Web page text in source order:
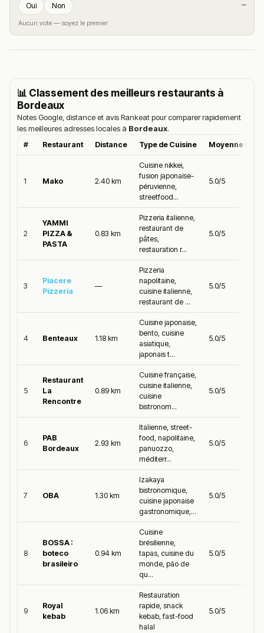
Oui Non
Aucun vote — soyez le premier
—
📊 Classement des meilleurs restaurants à
Bordeaux
Notes Google, distance et avis Rankeat pour comparer rapidement
les meilleures adresses locales à Bordeaux.
# Restaurant Distance Type de Cuisine Moyenne
1 Mako 2.40 km
Cuisine nikkei,
fusion japonaise-
péruvienne,
streetfood...
5.0/5
2
YAMMI
PIZZA &
PASTA
0.83 km
Pizzeria italienne,
restaurant de
pâtes,
restauration r...
5.0/5
3
Piacere
Pizzeria
—
Pizzeria
napolitaine,
cuisine italienne,
restaurant de ...
5.0/5
4 Benteaux 1.18 km
Cuisine japonaise,
bento, cuisine
asiatique,
japonais t...
5.0/5
5
Restaurant
La
Rencontre
0.89 km
Cuisine française,
cuisine italienne,
cuisine
bistronom...
5.0/5
6
PAB
Bordeaux
2.93 km
Italienne, street-
food, napolitaine,
panuozzo,
méditerr...
5.0/5
7 OBA 1.30 km
Izakaya
bistronomique,
cuisine japonaise
gastronomique,...
5.0/5
8
BOSSA :
boteco
brasileiro
0.94 km
Cuisine
brésilienne,
tapas, cuisine du
monde, pão de
qu...
5.0/5
9
Royal
kebab
1.06 km
Restauration
rapide, snack
kebab, fast-food
halal
5.0/5